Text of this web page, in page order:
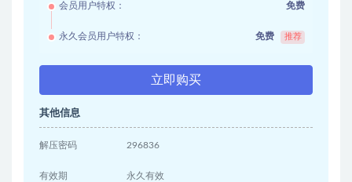
会员用户特权： 免费
永久会员用户特权： 免费 推荐
立即购买
其他信息
解压密码 296836
有效期 永久有效